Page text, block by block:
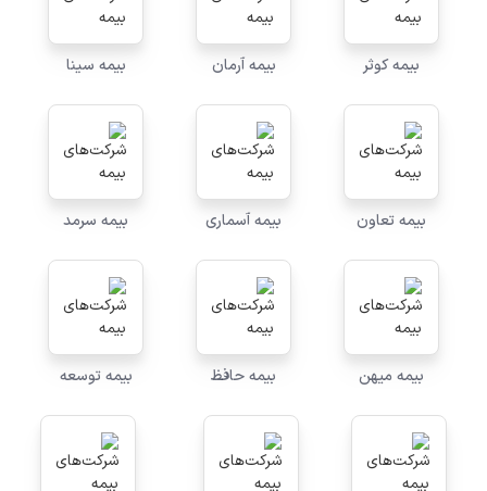
بیمه کوثر بیمه آرمان بیمه سینا
بیمه تعاون بیمه آسماری بیمه سرمد
بیمه میهن بیمه حافظ بیمه توسعه